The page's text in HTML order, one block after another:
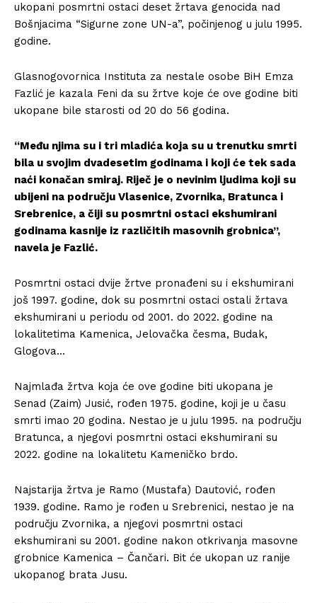
ukopani posmrtni ostaci deset žrtava genocida nad
Bošnjacima “Sigurne zone UN-a”, počinjenog u julu 1995.
godine.
Glasnogovornica Instituta za nestale osobe BiH Emza
Fazlić je kazala Feni da su žrtve koje će ove godine biti
ukopane bile starosti od 20 do 56 godina.
“Među njima su i tri mladića koja su u trenutku smrti
bila u svojim dvadesetim godinama i koji će tek sada
naći konačan smiraj. Riječ je o nevinim ljudima koji su
ubijeni na području Vlasenice, Zvornika, Bratunca i
Srebrenice, a čiji su posmrtni ostaci ekshumirani
godinama kasnije iz različitih masovnih grobnica”,
navela je Fazlić.
Posmrtni ostaci dvije žrtve pronađeni su i ekshumirani
još 1997. godine, dok su posmrtni ostaci ostali žrtava
ekshumirani u periodu od 2001. do 2022. godine na
lokalitetima Kamenica, Jelovačka česma, Budak,
Glogova…
Najmlađa žrtva koja će ove godine biti ukopana je
Senad (Zaim) Jusić, rođen 1975. godine, koji je u času
smrti imao 20 godina. Nestao je u julu 1995. na području
Bratunca, a njegovi posmrtni ostaci ekshumirani su
2022. godine na lokalitetu Kameničko brdo.
Najstarija žrtva je Ramo (Mustafa) Dautović, rođen
1939. godine. Ramo je rođen u Srebrenici, nestao je na
području Zvornika, a njegovi posmrtni ostaci
ekshumirani su 2001. godine nakon otkrivanja masovne
grobnice Kamenica – Čančari. Bit će ukopan uz ranije
ukopanog brata Jusu.